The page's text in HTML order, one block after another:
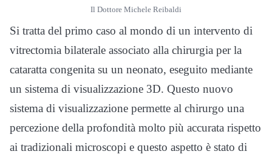
Il Dottore Michele Reibaldi
Si tratta del primo caso al mondo di un intervento di
vitrectomia bilaterale associato alla chirurgia per la
cataratta congenita su un neonato, eseguito mediante
un sistema di visualizzazione 3D. Questo nuovo
sistema di visualizzazione permette al chirurgo una
percezione della profondità molto più accurata rispetto
ai tradizionali microscopi e questo aspetto è stato di